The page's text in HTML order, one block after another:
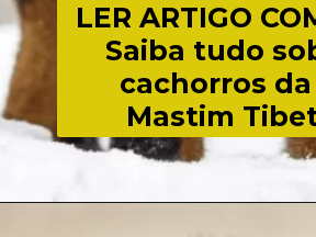
LER ARTIGO
Saiba tudo
cachorros da
Mastim